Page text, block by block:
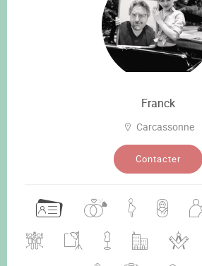
Franck
Carcassonne
Contacter